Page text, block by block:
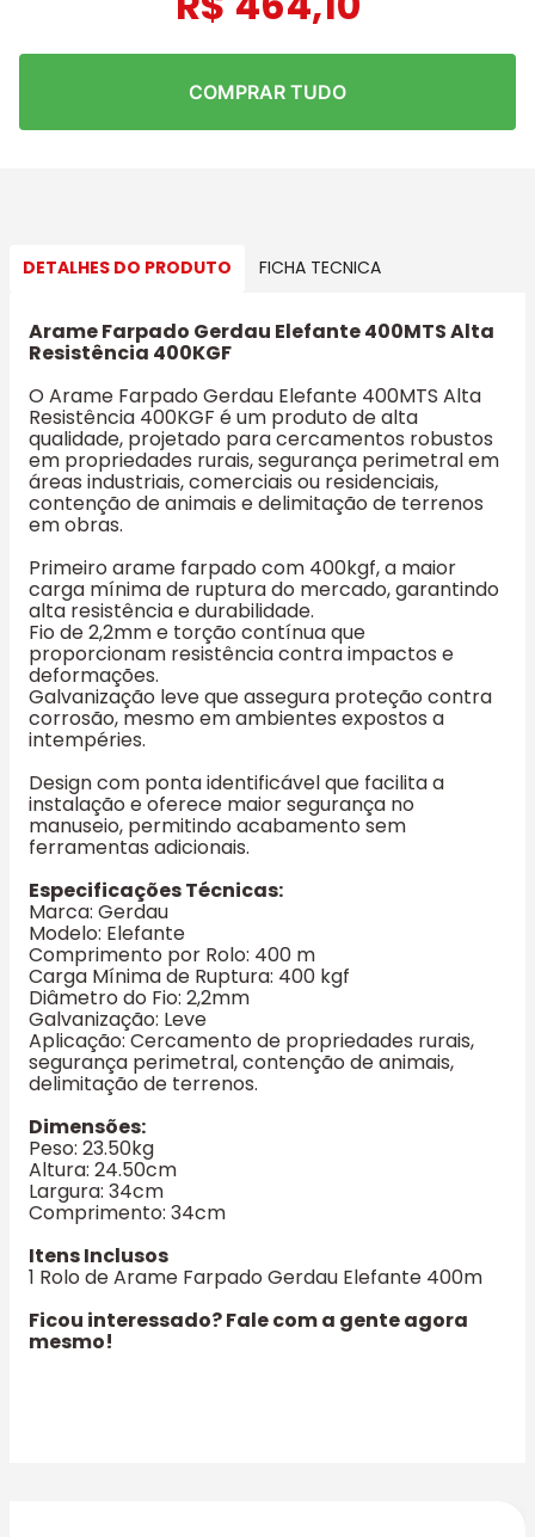
COMPRAR TUDO
DETALHES DO PRODUTO FICHA TECNICA
Arame Farpado Gerdau Elefante 400MTS Alta
Resistência 400KGF
O Arame Farpado Gerdau Elefante 400MTS Alta
Resistência 400KGF é um produto de alta
qualidade, projetado para cercamentos robustos
em propriedades rurais, segurança perimetral em
áreas industriais, comerciais ou residenciais,
contenção de animais e delimitação de terrenos
em obras.
Primeiro arame farpado com 400kgf, a maior
carga mínima de ruptura do mercado, garantindo
alta resistência e durabilidade.
Fio de 2,2mm e torção contínua que
proporcionam resistência contra impactos e
deformações.
Galvanização leve que assegura proteção contra
corrosão, mesmo em ambientes expostos a
intempéries.
Design com ponta identificável que facilita a
instalação e oferece maior segurança no
manuseio, permitindo acabamento sem
ferramentas adicionais.
Especificações Técnicas:
Marca: Gerdau
Modelo: Elefante
Comprimento por Rolo: 400 m
Carga Mínima de Ruptura: 400 kgf
Diâmetro do Fio: 2,2mm
Galvanização: Leve
Aplicação: Cercamento de propriedades rurais,
segurança perimetral, contenção de animais,
delimitação de terrenos.
Dimensões:
Peso: 23.50kg
Altura: 24.50cm
Largura: 34cm
Comprimento: 34cm
Itens Inclusos
1 Rolo de Arame Farpado Gerdau Elefante 400m
Ficou interessado? Fale com a gente agora
mesmo!